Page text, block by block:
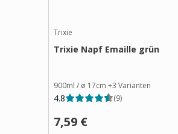
Trixie
Trixie Napf Emaille grün
900ml / ø 17cm +3 Varianten
4.8 (9)
7,59 €